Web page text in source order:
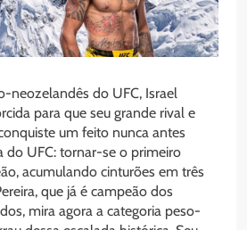
neozelandês do UFC, Israel
para que seu grande rival e
um feito nunca antes
do UFC: tornar-se o primeiro
acumulando cinturões em três
que já é campeão dos
mira agora a categoria peso-